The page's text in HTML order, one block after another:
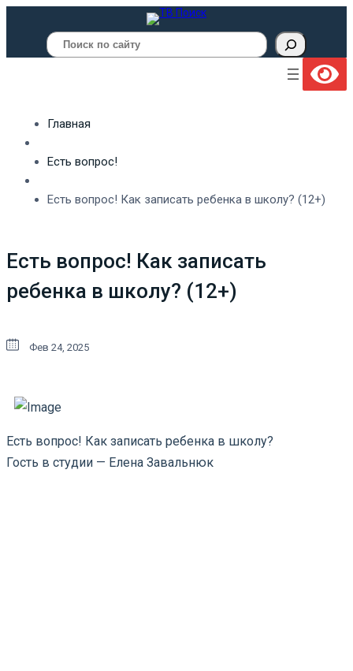
Поиск
Главная
Есть вопрос!
Есть вопрос! Как записать ребенка в школу? (12+)
Есть вопрос! Как записать
ребенка в школу? (12+)
Фев 24, 2025
Есть вопрос! Как записать ребенка в школу?
Гость в студии — Елена Завальнюк